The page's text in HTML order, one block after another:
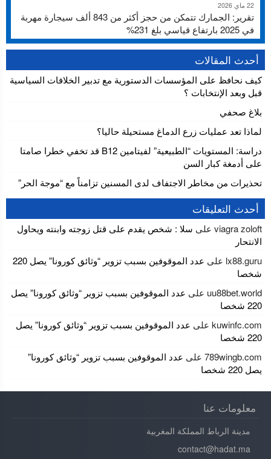
22 ماي 2026
تقرير: الجمارك تتمكن من حجز أكثر من 843 ألف سيجارة مهربة
في 2025 بارتفاع قياسي بلغ 231%
أحدث المقالات
كيف نحافظ على المؤسسات الدستورية مع تدبير الخلافات السياسية
قبل وبعد الإنتخابات ؟
بلاغ صحفي
لماذا تعد عمليات زرع الدماغ مستحيلة حاليا؟
دراسة: المستويات “الطبيعية” لفيتامين B12 قد تخفي خطرا صامتا
على أدمغة كبار السن
تحذيرات من مخاطر الاجتفاف لدى المسنين تزامناً مع “موجة الحر”
أحدث التعليقات
viagra zoloft على سلا : شخص يقدم على قتل زوجته وابنته ويحاول
الانتحار
lx88.guru على
عدد الموقوفين بسبب تزوير “وثائق كورونا” يصل 220
شخصا
uu88bet.world على عدد الموقوفين بسبب تزوير “وثائق كورونا” يصل
220 شخصا
kuwinfc.com على عدد الموقوفين بسبب تزوير “وثائق كورونا” يصل
220 شخصا
789wingb.com على عدد الموقوفين بسبب تزوير “وثائق كورونا”
يصل 220 شخصا
معلومات عنا
مدينة الرباط المملكة المغربية